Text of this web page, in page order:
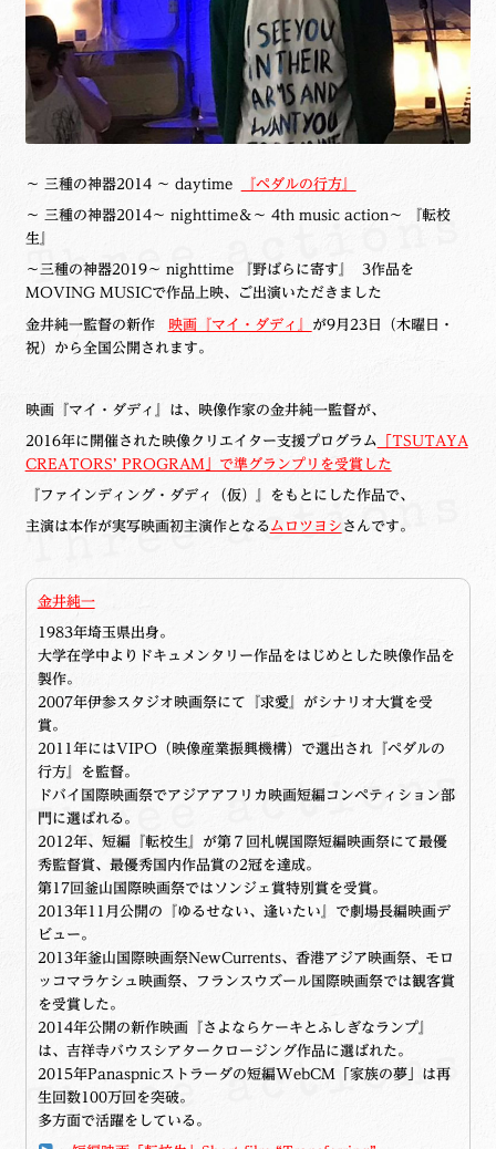
開
～ 三種の神器2014 ～ daytime 『ペダルの行方』
～ 三種の神器2014～ nighttime＆～ 4th music action～ 『転校
生』
～三種の神器2019～ nighttime 『野ばらに寄す』 3作品を
MOVING MUSICで作品上映、ご出演いただきました
金井純一監督の新作 映画『マイ・ダディ』 が9月23日（木曜日・
祝）から全国公開されます。
映画『マイ・ダディ』は、映像作家の金井純一監督が、
2016年に開催された映像クリエイター支援プログラム 「TSUTAYA
CREATORS’ PROGRAM」で準グランプリを受賞した
『ファインディング・ダディ（仮）』をもとにした作品で、
主演は本作が実写映画初主演作となる ムロツヨシ さんです。
金井純一
1983年埼玉県出身。
大学在学中よりドキュメンタリー作品をはじめとした映像作品を
製作。
2007年伊参スタジオ映画祭にて『求愛』がシナリオ大賞を受
賞。
2011年にはVIPO（映像産業振興機構）で選出され『ペダルの
行方』を監督。
ドバイ国際映画祭でアジアアフリカ映画短編コンペティション部
門に選ばれる。
2012年、短編『転校生』が第７回札幌国際短編映画祭にて最優
秀監督賞、最優秀国内作品賞の2冠を達成。
第17回釜山国際映画祭ではソンジェ賞特別賞を受賞。
2013年11月公開の『ゆるせない、逢いたい』で劇場長編映画デ
ビュー。
2013年釜山国際映画祭NewCurrents、香港アジア映画祭、モロ
ッコマラケシュ映画祭、フランスウズール国際映画祭では観客賞
を受賞した。
2014年公開の新作映画『さよならケーキとふしぎなランプ』
は、吉祥寺バウスシアタークロージング作品に選ばれた。
2015年Panaspnicストラーダの短編WebCM「家族の夢」は再
生回数100万回を突破。
多方面で活躍をしている。